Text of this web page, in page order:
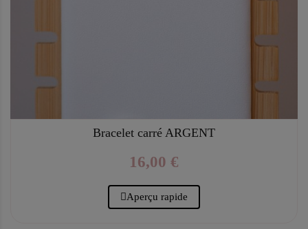
Bracelet carré ARGENT
16,00 €
Aperçu rapide